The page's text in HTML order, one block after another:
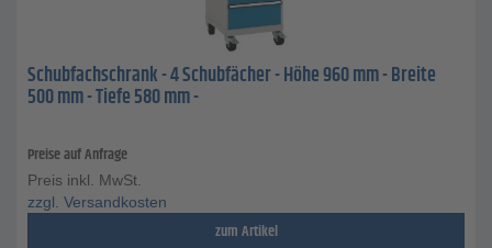
Schubfachschrank - 4 Schubfächer - Höhe 960 mm - Breite
500 mm - Tiefe 580 mm -
Preise auf Anfrage
Preis inkl. MwSt.
zzgl. Versandkosten
zum Artikel